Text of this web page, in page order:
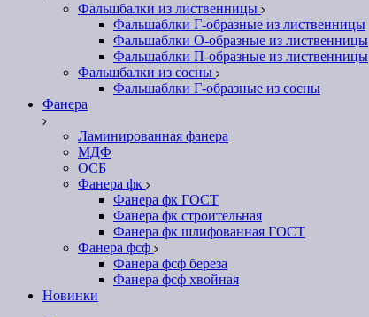
Фальшбалки из лиственницы
Фальшаблки Г-образные из лиственницы
Фальшаблки О-образные из лиственницы
Фальшаблки П-образные из лиственницы
Фальшбалки из сосны
Фальшаблки Г-образные из сосны
Фанера
Ламинированная фанера
МДФ
ОСБ
Фанера фк
Фанера фк ГОСТ
Фанера фк строительная
Фанера фк шлифованная ГОСТ
Фанера фсф
Фанера фсф береза
Фанера фсф хвойная
Новинки